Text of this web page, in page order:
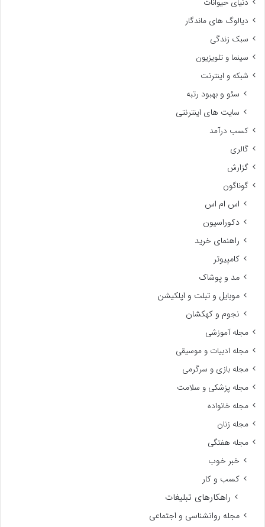
دنیای حیوانات
دیالوگ های ماندگار
سبک زندگی
سینما و تلویزیون
شبکه و اینترنت
سئو و بهبود رتبه
سایت های اینترنتی
کسب درآمد
گالری
گزارش
گوناگون
اس ام اس
دکوراسیون
راهنمای خرید
کامپیوتر
مد و پوشاک
موبایل و تبلت و اپلکیشن
نجوم و کهکشان
مجله آموزشی
مجله ادبیات و موسیقی
مجله بازی و سرگرمی
مجله پزشکی و سلامت
مجله خانواده
مجله زنان
مجله هفتگی
خبر خوب
کسب و کار
راهکارهای تبلیغات
مجله روانشناسی و اجتماعی